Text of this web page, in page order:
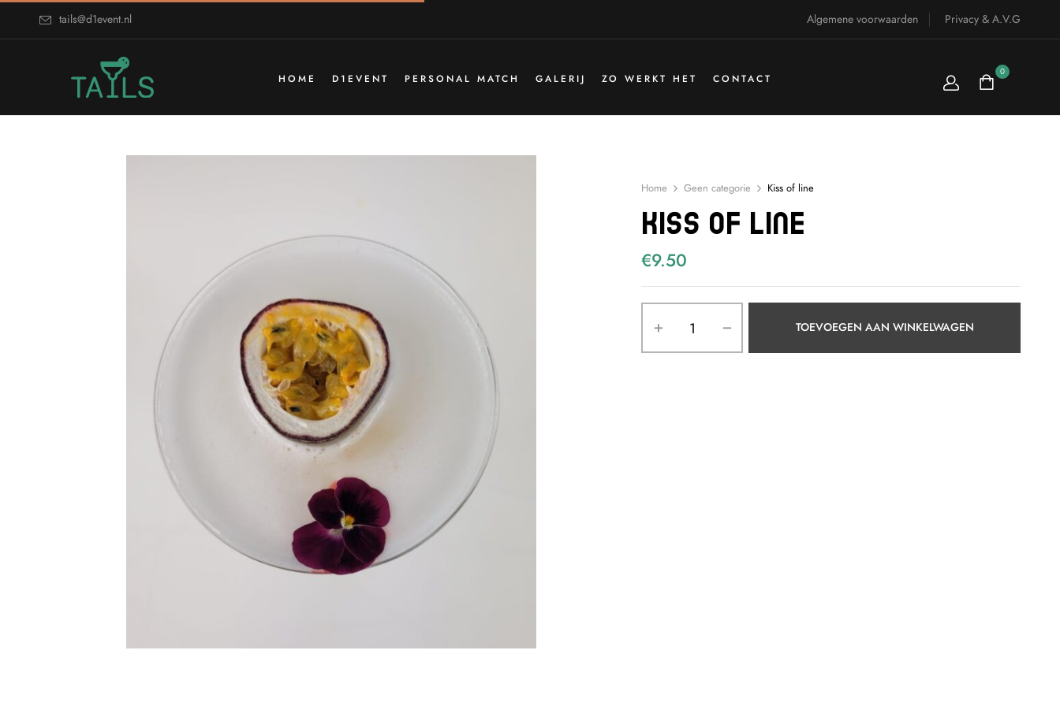
tails@d1event.nl Algemene voorwaarden Privacy & A.V.G
HOME D1EVENT PERSONAL MATCH GALERIJ ZO WERKT HET CONTACT
0
Home Geen categorie Kiss of line
Kiss Of Line
€9.50
TOEVOEGEN AAN WINKELWAGEN